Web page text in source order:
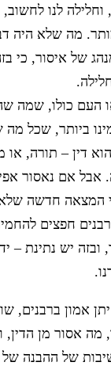
וחלילה לנו
מה שלא היה
של איסור, כי
העם כולו, שמה
ביותר, שכל מה
דין – תורה, או
אבל אם נאסור
המצאה חדשה
חפצים
ובזה יש נתינת –
אמון ברבנים,
מה אסור מן
של ההבנה של